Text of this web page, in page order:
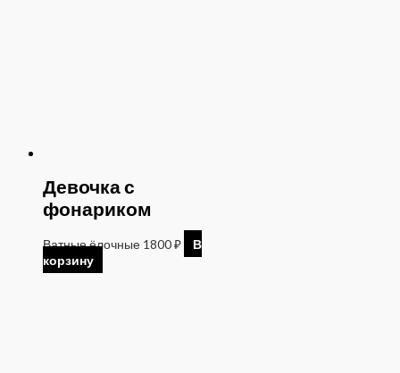
Девочка с
фонариком
Ватные ёлочные 1800₽
В
корзину